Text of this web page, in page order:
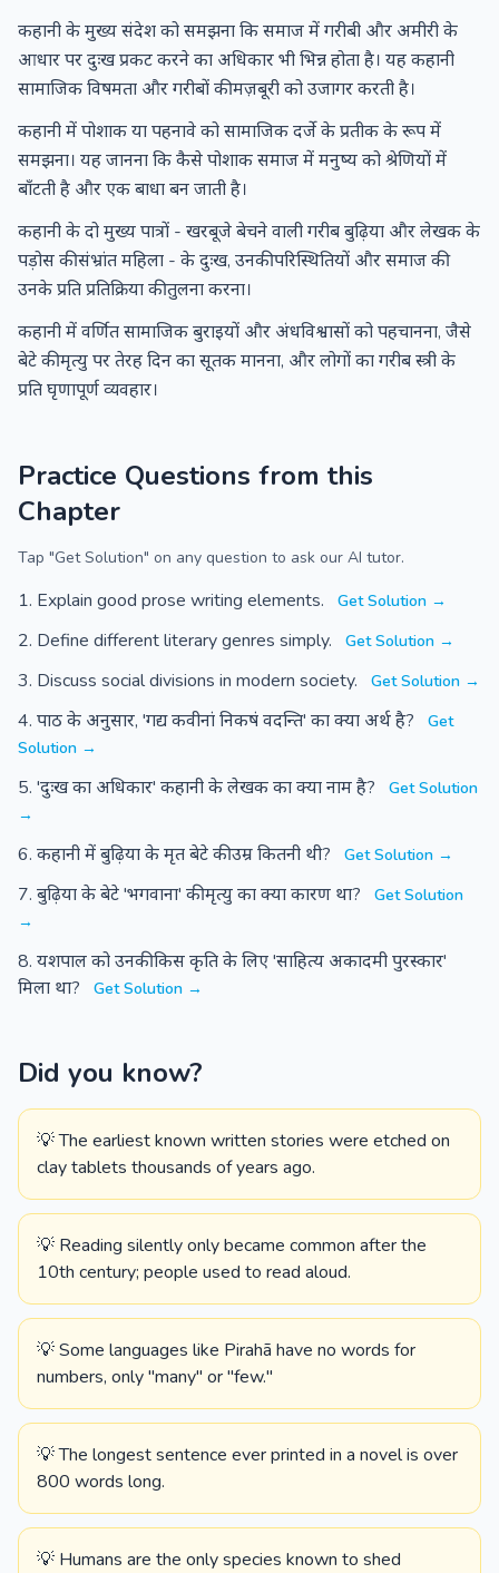
कहानी के मुख्य संदेश को समझना कि समाज में गरीबी और अमीरी के
आधार पर दुःख प्रकट करने का अधिकार भी भिन्न होता है। यह कहानी
सामाजिक विषमता और गरीबों की मज़बूरी को उजागर करती है।
कहानी में पोशाक या पहनावे को सामाजिक दर्जे के प्रतीक के रूप में
समझना। यह जानना कि कैसे पोशाक समाज में मनुष्य को श्रेणियों में
बाँटती है और एक बाधा बन जाती है।
कहानी के दो मुख्य पात्रों - खरबूजे बेचने वाली गरीब बुढ़िया और लेखक के
पड़ोस की संभ्रांत महिला - के दुःख, उनकी परिस्थितियों और समाज की
उनके प्रति प्रतिक्रिया की तुलना करना।
कहानी में वर्णित सामाजिक बुराइयों और अंधविश्वासों को पहचानना, जैसे
बेटे की मृत्यु पर तेरह दिन का सूतक मानना, और लोगों का गरीब स्त्री के
प्रति घृणापूर्ण व्यवहार।
Practice Questions from this
Chapter
Tap "Get Solution" on any question to ask our AI tutor.
Explain good prose writing elements. Get Solution →
Define different literary genres simply. Get Solution →
Discuss social divisions in modern society. Get Solution →
पाठ के अनुसार, 'गद्य कवीनां निकषं वदन्ति' का क्या अर्थ है?
Get
Solution →
'दुःख का अधिकार' कहानी के लेखक का क्या नाम है?
Get Solution
→
कहानी में बुढ़िया के मृत बेटे की उम्र कितनी थी? Get Solution →
बुढ़िया के बेटे 'भगवाना' की मृत्यु का क्या कारण था?
Get Solution
→
यशपाल को उनकी किस कृति के लिए 'साहित्य अकादमी पुरस्कार'
मिला था?
Get Solution →
Did you know?
💡 The earliest known written stories were etched on
clay tablets thousands of years ago.
💡 Reading silently only became common after the
10th century; people used to read aloud.
💡 Some languages like Pirahã have no words for
numbers, only "many" or "few."
💡 The longest sentence ever printed in a novel is over
800 words long.
💡 Humans are the only species known to shed